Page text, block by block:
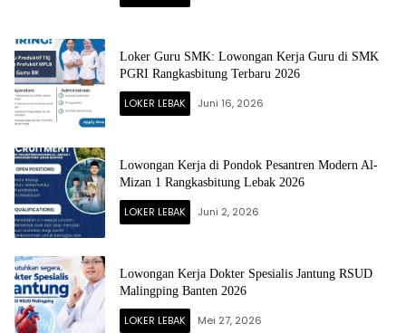
Loker Guru SMK: Lowongan Kerja Guru di SMK
PGRI Rangkasbitung Terbaru 2026
LOKER LEBAK Juni 16, 2026
Lowongan Kerja di Pondok Pesantren Modern Al-
Mizan 1 Rangkasbitung Lebak 2026
LOKER LEBAK Juni 2, 2026
Lowongan Kerja Dokter Spesialis Jantung RSUD
Malingping Banten 2026
LOKER LEBAK Mei 27, 2026